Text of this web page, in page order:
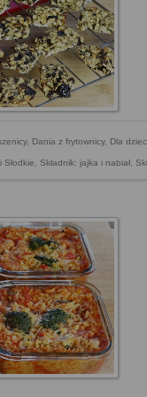
, Dania z frytownicy, Dla
Słodkie, Składnik: jajka i nabiał,